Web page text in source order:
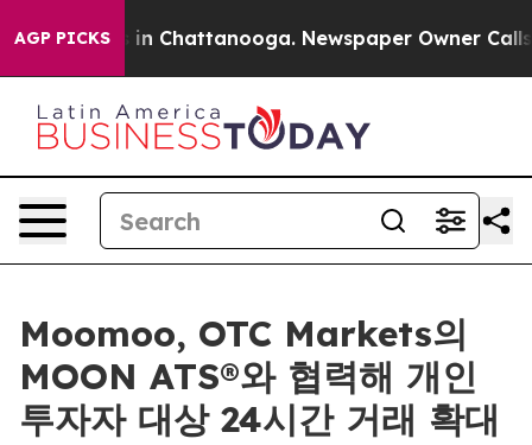
AGP PICKS
Chaos in Chattanooga. Newspaper Owner Calls
Moomoo, OTC Markets의
MOON ATS®와 협력해 개인
투자자 대상 24시간 거래 확대